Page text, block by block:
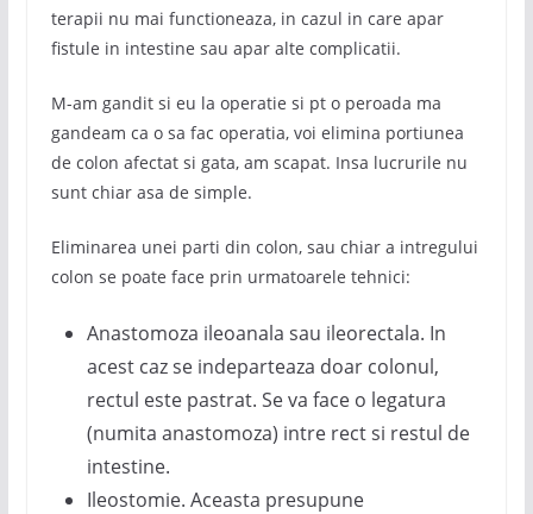
terapii nu mai functioneaza, in cazul in care apar
fistule in intestine sau apar alte complicatii.
M-am gandit si eu la operatie si pt o peroada ma
gandeam ca o sa fac operatia, voi elimina portiunea
de colon afectat si gata, am scapat. Insa lucrurile nu
sunt chiar asa de simple.
Eliminarea unei parti din colon, sau chiar a intregului
colon se poate face prin urmatoarele tehnici:
Anastomoza ileoanala sau ileorectala. In
acest caz se indeparteaza doar colonul,
rectul este pastrat. Se va face o legatura
(numita anastomoza) intre rect si restul de
intestine.
Ileostomie. Aceasta presupune